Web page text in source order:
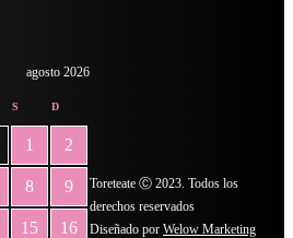
agosto 2026
S D
1 2
8 9
15 16
Toreteate Ⓒ 2023. Todos los
derechos reservados
Diseñado por Welow Marketing